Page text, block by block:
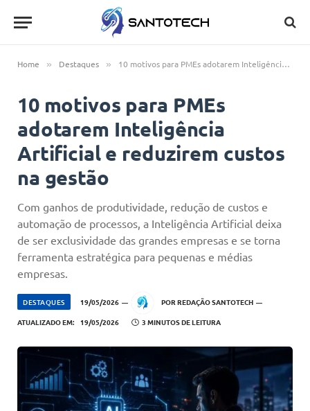
Home » Destaques » 10 motivos para PMEs adotarem Inteligência Artificial e reduzirem custos na gestão
10 motivos para PMEs
adotarem Inteligência
Artificial e reduzirem custos
na gestão
Com ganhos de produtividade, redução de custos e
automação de processos, a Inteligência Artificial deixa
de ser exclusividade das grandes empresas e se torna
ferramenta estratégica para pequenas e médias
empresas.
DESTAQUES 19/05/2026 POR REDAÇÃO SANTOTECH
ATUALIZADO EM: 19/05/2026 3 MINUTOS DE LEITURA